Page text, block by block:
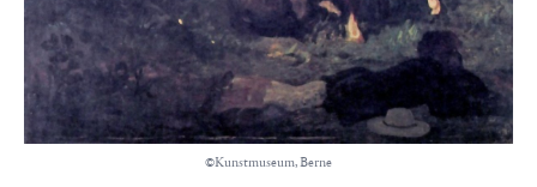
©Kunstmuseum, Berne